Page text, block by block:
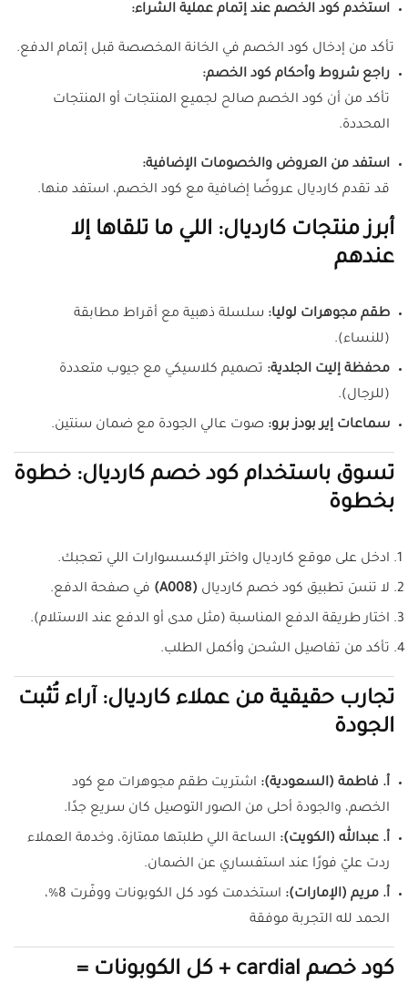
استخدم كود الخصم عند إتمام عملية الشراء:
تأكد من إدخال كود الخصم في الخانة المخصصة قبل إتمام الدفع.
راجع شروط وأحكام كود الخصم:
تأكد من أن كود الخصم صالح لجميع المنتجات أو المنتجات
المحددة.
استفد من العروض والخصومات الإضافية:
قد تقدم كارديال عروضًا إضافية مع كود الخصم، استفد منها.
أبرز منتجات كارديال: اللي ما تلقاها إلا
عندهم
طقم مجوهرات لوليا: سلسلة ذهبية مع أقراط مطابقة
(للنساء).
محفظة إليت الجلدية: تصميم كلاسيكي مع جيوب متعددة
(للرجال).
سماعات إير بودز برو: صوت عالي الجودة مع ضمان سنتين.
تسوق باستخدام كود خصم كارديال: خطوة
بخطوة
ادخل على موقع كارديال واختر الإكسسوارات اللي تعجبك.
لا تنسَ تطبيق كود خصم كارديال (A008) في صفحة الدفع.
اختار طريقة الدفع المناسبة (مثل مدى أو الدفع عند الاستلام).
تأكد من تفاصيل الشحن وأكمل الطلب.
تجارب حقيقية من عملاء كارديال: آراء تُثبت
الجودة
أ. فاطمة (السعودية): اشتريت طقم مجوهرات مع كود
الخصم، والجودة أحلى من الصور التوصيل كان سريع جدًا.
أ. عبدالله (الكويت): الساعة اللي طلبتها ممتازة، وخدمة العملاء
ردت عليّ فورًا عند استفساري عن الضمان.
أ. مريم (الإمارات):
استخدمت كود كل الكوبونات ووفّرت 8%،
الحمد لله التجربة موفقة
كود خصم cardial + كل الكوبونات =